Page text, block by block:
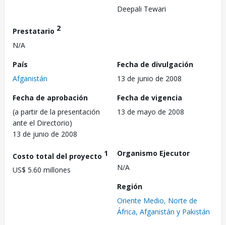
Deepali Tewari
Prestatario 2
N/A
País
Afganistán
Fecha de divulgación
13 de junio de 2008
Fecha de aprobación
(a partir de la presentación
ante el Directorio)
13 de junio de 2008
Fecha de vigencia
13 de mayo de 2008
Costo total del proyecto 1
US$ 5.60 millones
Organismo Ejecutor
N/A
Región
Oriente Medio, Norte de
África, Afganistán y Pakistán